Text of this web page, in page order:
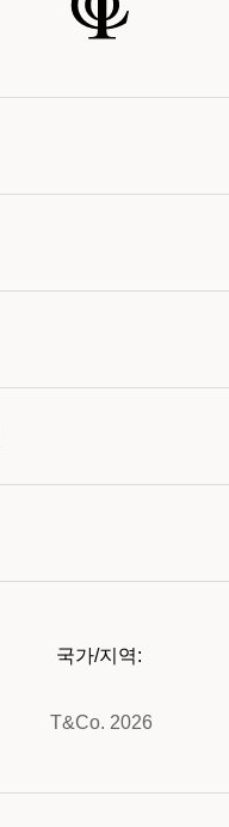
T&Co. 2026
국가/지역: